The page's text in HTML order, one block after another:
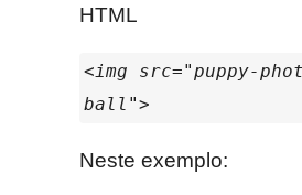
HTML
<img src="puppy-
ball">
Neste exemplo: